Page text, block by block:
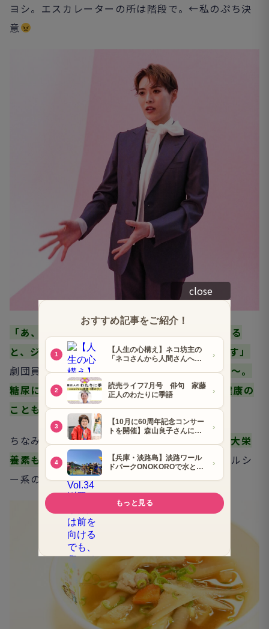
ヨシ。エスカレーターの所は階段で。←私のぷち決
意
「あ、それから、水。水分を水でとるようになる
と、ジュースとかは味が濃くて飲めなくなります」
劇団員の皆さんにも、「お願いだから水飲んで～。
糖尿になると怖いよ～。OSKを引退した後の健康の
ことも考えて～
」と勧めているのだそう。
ちなみに、枚方市PR大使でもある翼さんが
「3大栄
養素も入っています
」と推してくださったヘルシ
ー系の枚方グルメが、「ごんぼ汁」。
close